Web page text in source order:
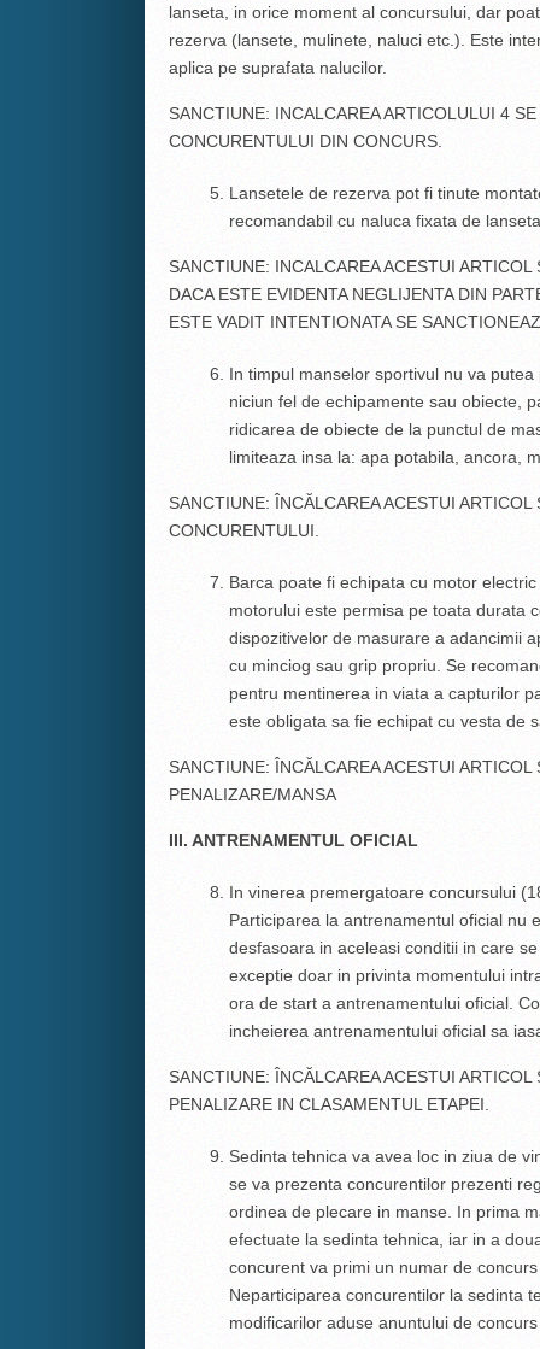
lanseta, in orice moment al concursului, dar
rezerva (lansete, mulinete, naluci etc.). Este
aplica pe suprafata nalucilor.
SANCTIUNE: INCALCAREA ARTICOLULUI 4
CONCURENTULUI DIN CONCURS.
Lansetele de rezerva pot fi tinute
recomandabil cu naluca fixata de
SANCTIUNE: INCALCAREA ACESTUI
DACA ESTE EVIDENTA NEGLIJENTA DIN
ESTE VADIT INTENTIONATA SE
In timpul manselor sportivul nu va
niciun fel de echipamente sau obiecte,
ridicarea de obiecte de la punctul de
limiteaza insa la: apa potabila, ancora,
SANCTIUNE: ÎNCĂLCAREA ACESTUI
CONCURENTULUI.
Barca poate fi echipata cu motor
motorului este permisa pe toata durata
dispozitivelor de masurare a adancimii
cu minciog sau grip propriu. Se
pentru mentinerea in viata a capturilor
este obligata sa fie echipat cu vesta de
SANCTIUNE: ÎNCĂLCAREA ACESTUI
PENALIZARE/MANSA
III. ANTRENAMENTUL OFICIAL
In vinerea premergatoare concursului
Participarea la antrenamentul oficial nu
desfasoara in aceleasi conditii in care
exceptie doar in privinta momentului
ora de start a antrenamentului oficial.
incheierea antrenamentului oficial sa
SANCTIUNE: ÎNCĂLCAREA ACESTUI
PENALIZARE IN CLASAMENTUL ETAPEI.
Sedinta tehnica va avea loc in ziua de
se va prezenta concurentilor prezenti
ordinea de plecare in manse. In prima
efectuate la sedinta tehnica, iar in a
concurent va primi un numar de
Neparticiparea concurentilor la sedinta
modificarilor aduse anuntului de